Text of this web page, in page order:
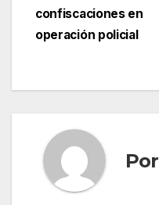
entradas
confiscaciones en
operación policial
Por